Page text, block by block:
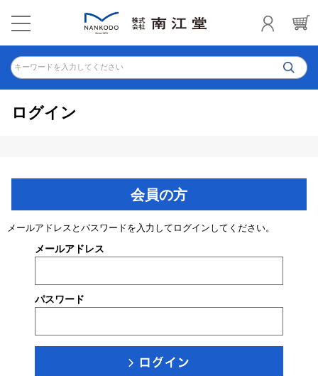
キーワードを入力してください
ログイン
会員の方
メールアドレスとパスワードを入力してログインしてください。
メールアドレス
パスワード